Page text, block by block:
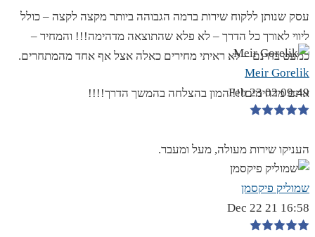
עסק שנותן ללקוח שירות ברמה הגבוהה ביותר מקצה לקצה – כולל
ליווי לאורך כל הדרך – לא פלא שהתוצאה מדהימה!!! והמחיר –
כמעט בחינם – לא ראיתי מחירים כאלה אצל אף אחד מהמתחרים.
אתם מדהימים!!! המון בהצלחה בהמשך הדרך!!!!
Meir Gorelik
09:49 02 Feb 23
העניקו שירות מעולה, מעל ומעבר.
שמוליק פיקסמן
16:58 21 Dec 22